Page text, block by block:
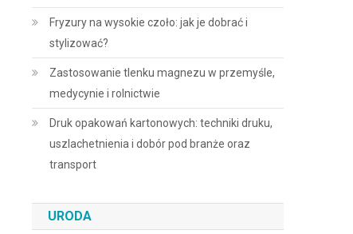
Fryzury na wysokie czoło: jak je dobrać i
stylizować?
Zastosowanie tlenku magnezu w przemyśle,
medycynie i rolnictwie
Druk opakowań kartonowych: techniki druku,
uszlachetnienia i dobór pod branże oraz
transport
URODA